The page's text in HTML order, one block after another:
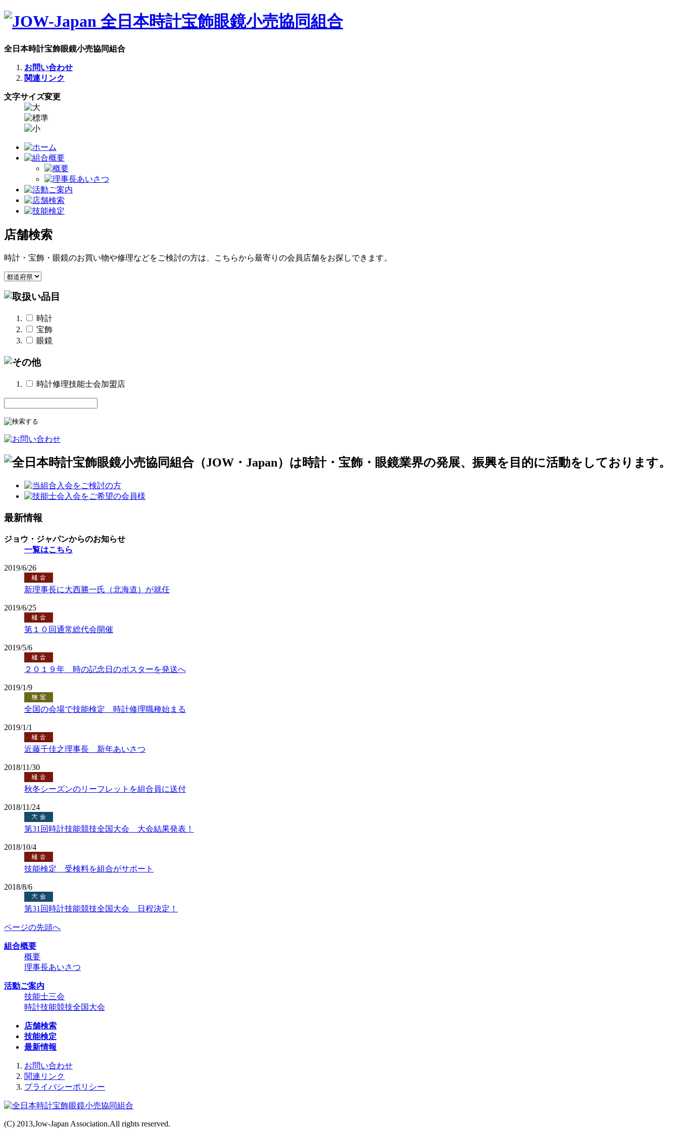
全日本時計宝飾眼鏡小売協同組合
お問い合わせ
関連リンク
文字サイズ変更
店舗検索
時計・宝飾・眼鏡のお買い物や修理などをご検討の方は、こちらから最寄りの会員店舗をお探しできます。
時計
宝飾
眼鏡
時計修理技能士会加盟店
最新情報
ジョウ・ジャパンからのお知らせ
一覧はこちら
2019/6/26
新理事長に大西勝一氏（北海道）が就任
2019/6/25
第１０回通常総代会開催
2019/5/6
２０１９年 時の記念日のポスターを発送へ
2019/1/9
全国の会場で技能検定 時計修理職種始まる
2019/1/1
近藤千佳之理事長 新年あいさつ
2018/11/30
秋冬シーズンのリーフレットを組合員に送付
2018/11/24
第31回時計技能競技全国大会 大会結果発表！
2018/10/4
技能検定 受検料を組合がサポート
2018/8/6
第31回時計技能競技全国大会 日程決定！
ページの先頭へ
組合概要
概要
理事長あいさつ
活動ご案内
技能士三会
時計技能競技全国大会
店舗検索
技能検定
最新情報
お問い合わせ
関連リンク
プライバシーポリシー
(C) 2013,Jow-Japan Association.All rights reserved.